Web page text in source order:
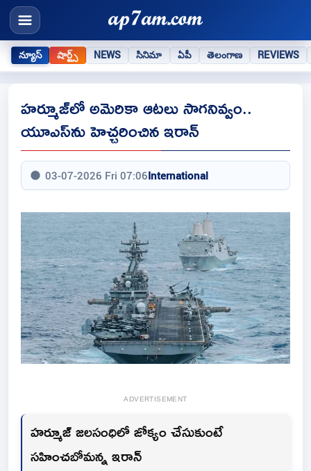
న్యూస్ షార్ట్స్ NEWS సినిమా ఏపీ తెలంగాణ REVIEWS
హర్మూజ్‌లో అమెరికా ఆటలు సాగనివ్వం..
యూఎస్‌ను హెచ్చరించిన ఇరాన్
03-07-2026 Fri 07:06International
ADVERTISEMENT
హర్మూజ్ జలసంధిలో జోక్యం చేసుకుంటే
సహించబోమన్న ఇరాన్